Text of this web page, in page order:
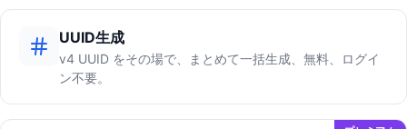
UUID生成
v4 UUID をその場で、まとめて一括生成、無料、ログイ
ン不要。